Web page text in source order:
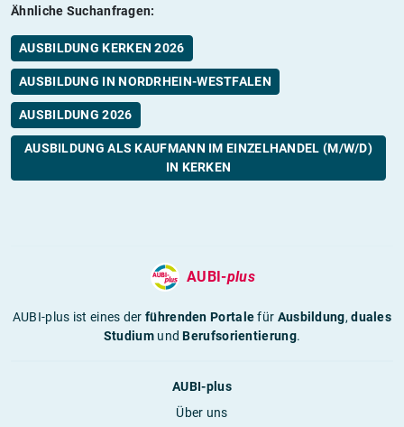
Ähnliche Suchanfragen:
AUSBILDUNG KERKEN 2026
AUSBILDUNG IN NORDRHEIN-WESTFALEN
AUSBILDUNG 2026
AUSBILDUNG ALS KAUFMANN IM EINZELHANDEL (M/W/D)
IN KERKEN
AUBI-plus
AUBI-plus ist eines derführenden Portalefür Ausbildung,duales
StudiumundBerufsorientierung.
AUBI-plus
Über uns